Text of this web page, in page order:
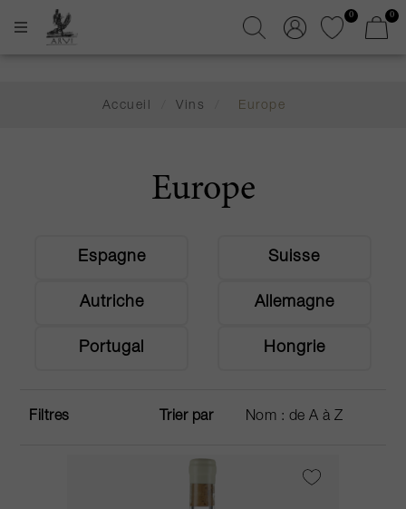
0 0
Accueil Vins Europe
Europe
Espagne Suisse
Autriche Allemagne
Portugal Hongrie
Filtres Trier par